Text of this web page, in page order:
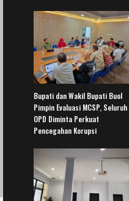
Bupati dan Wakil Bupati Buol
Pimpin Evaluasi MCSP, Seluruh
OPD Diminta Perkuat
Pencegahan Korupsi